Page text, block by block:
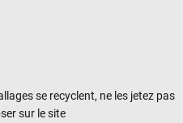
se recyclent, ne les jetez pas
sur le site